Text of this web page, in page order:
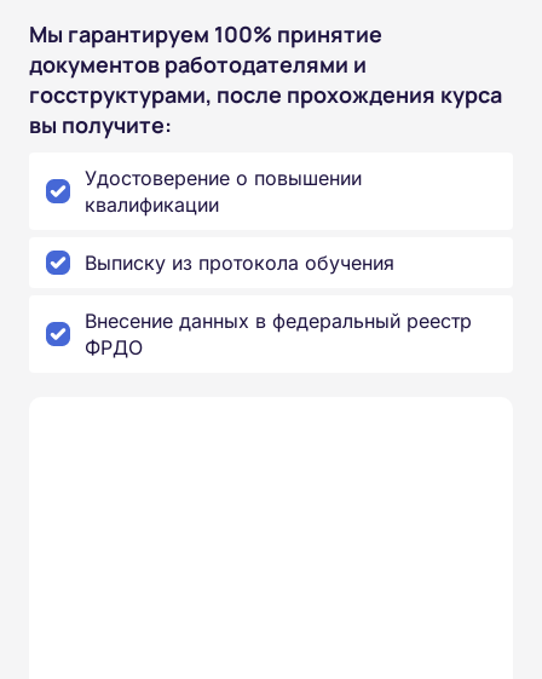
Мы гарантируем 100% принятие
документов работодателями и
госструктурами, после прохождения курса
вы получите:
Удостоверение о повышении
квалификации
Выписку из протокола обучения
Внесение данных в федеральный реестр
ФРДО